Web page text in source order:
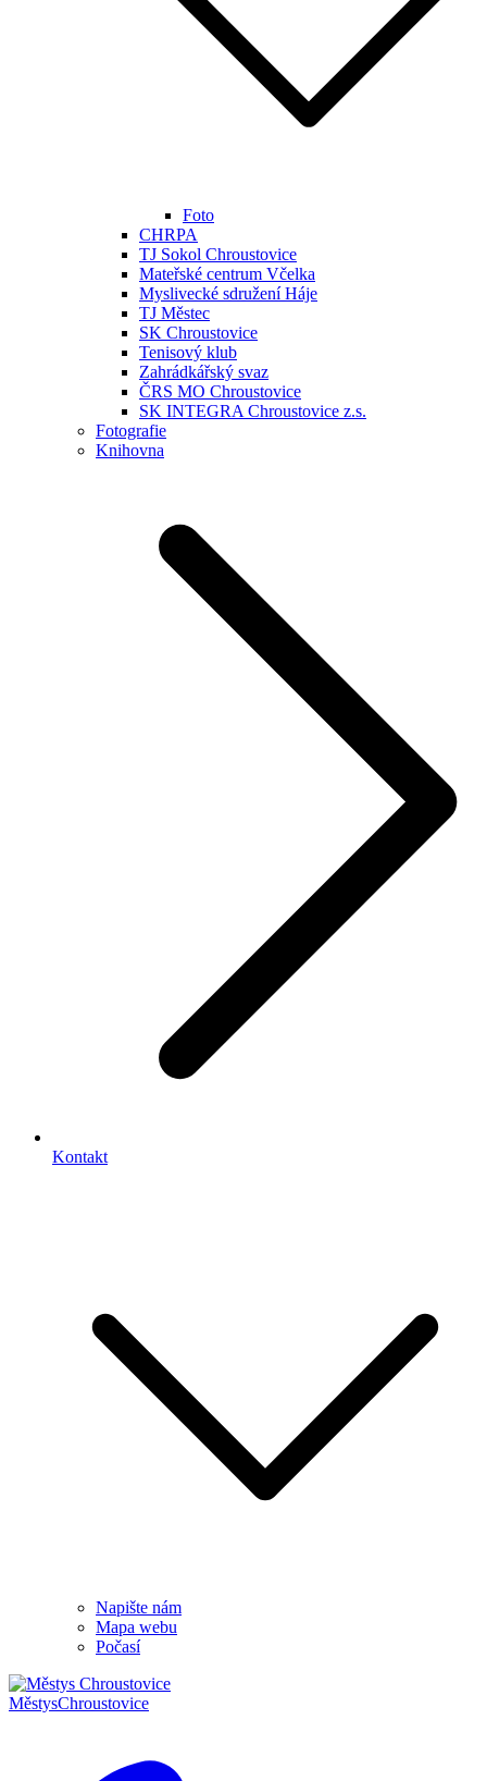
Foto
CHRPA
TJ Sokol Chroustovice
Mateřské centrum Včelka
Myslivecké sdružení Háje
TJ Městec
SK Chroustovice
Tenisový klub
Zahrádkářský svaz
ČRS MO Chroustovice
SK INTEGRA Chroustovice z.s.
Fotografie
Knihovna
Kontakt
Napište nám
Mapa webu
Počasí
MěstysChroustovice